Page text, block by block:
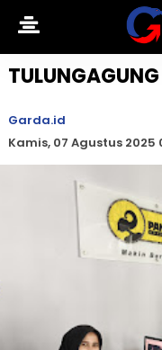
Garda.id
Kamis, 07 Agustus 2025